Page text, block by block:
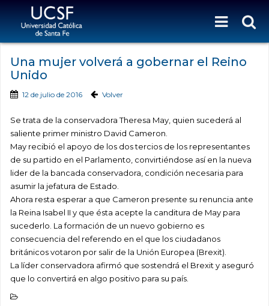
Una mujer volverá a gobernar el Reino
Unido
12 de julio de 2016 Volver
Se trata de la conservadora Theresa May, quien sucederá al
saliente primer ministro David Cameron.
May recibió el apoyo de los dos tercios de los representantes
de su partido en el Parlamento, convirtiéndose así en la nueva
lider de la bancada conservadora, condición necesaria para
asumir la jefatura de Estado.
Ahora resta esperar a que Cameron presente su renuncia ante
la Reina Isabel II y que ésta acepte la canditura de May para
sucederlo. La formación de un nuevo gobierno es
consecuencia del referendo en el que los ciudadanos
británicos votaron por salir de la Unión Europea (Brexit).
La líder conservadora afirmó que sostendrá el Brexit y aseguró
que lo convertirá en algo positivo para su país.